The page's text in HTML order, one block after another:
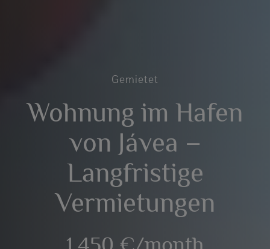
Gemietet
Wohnung im Hafen
von Jávea –
Langfristige
Vermietungen